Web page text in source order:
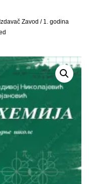
Izdavač Zavod / 1. godina